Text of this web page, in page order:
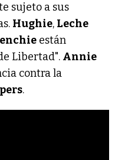
sujeto a sus
Hughie, Leche
están
Libertad". Annie
contra la
.